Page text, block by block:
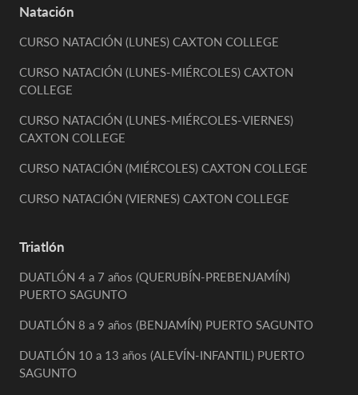
Natación
CURSO NATACIÓN (LUNES) CAXTON COLLEGE
CURSO NATACIÓN (LUNES-MIÉRCOLES) CAXTON
COLLEGE
CURSO NATACIÓN (LUNES-MIÉRCOLES-VIERNES)
CAXTON COLLEGE
CURSO NATACIÓN (MIÉRCOLES) CAXTON COLLEGE
CURSO NATACIÓN (VIERNES) CAXTON COLLEGE
Triatlón
DUATLÓN 4 a 7 años (QUERUBÍN-PREBENJAMÍN)
PUERTO SAGUNTO
DUATLÓN 8 a 9 años (BENJAMÍN) PUERTO SAGUNTO
DUATLÓN 10 a 13 años (ALEVÍN-INFANTIL) PUERTO
SAGUNTO